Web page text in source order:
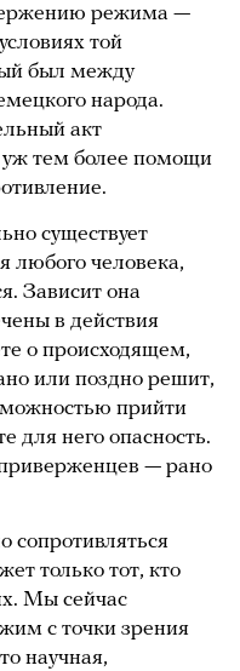
режима —
той
был между
народа.
акт
уж тем более помощи
существует
любого человека,
Зависит она
в действия
о происходящем,
или поздно решит,
прийти
для него опасность.
— рано
сопротивляться
только тот, кто
Мы сейчас
с точки зрения
научная,